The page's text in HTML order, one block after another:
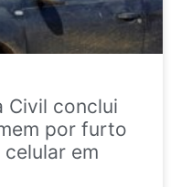
Civil conclui
por furto
em